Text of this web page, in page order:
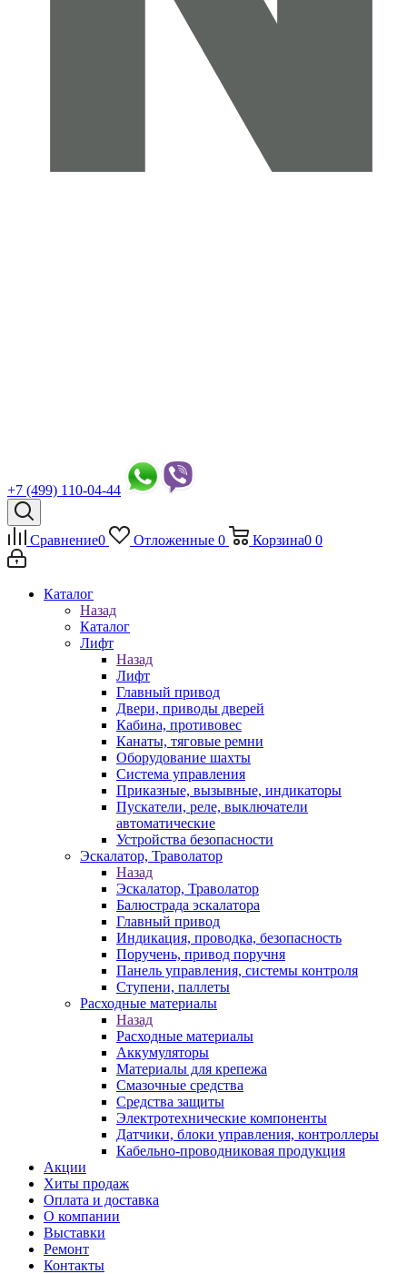
+7 (499) 110-04-44
Сравнение0 Отложенные 0 Корзина0 0
Каталог
Назад
Каталог
Лифт
Назад
Лифт
Главный привод
Двери, приводы дверей
Кабина, противовес
Канаты, тяговые ремни
Оборудование шахты
Система управления
Приказные, вызывные, индикаторы
Пускатели, реле, выключатели
автоматические
Устройства безопасности
Эскалатор, Траволатор
Назад
Эскалатор, Траволатор
Балюстрада эскалатора
Главный привод
Индикация, проводка, безопасность
Поручень, привод поручня
Панель управления, системы контроля
Ступени, паллеты
Расходные материалы
Назад
Расходные материалы
Аккумуляторы
Материалы для крепежа
Смазочные средства
Средства защиты
Электротехнические компоненты
Датчики, блоки управления, контроллеры
Кабельно-проводниковая продукция
Акции
Хиты продаж
Оплата и доставка
О компании
Выставки
Ремонт
Контакты